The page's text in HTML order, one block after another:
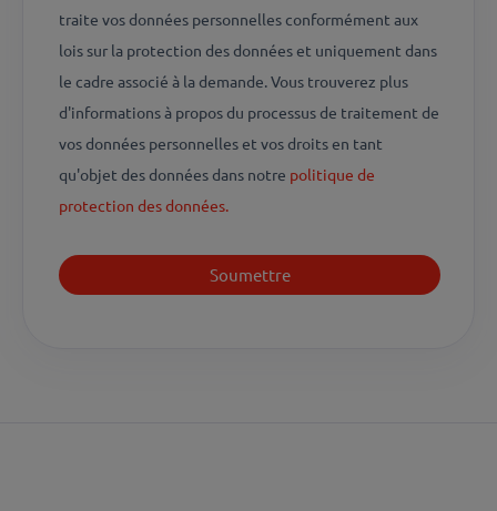
traite vos données personnelles conformément aux
lois sur la protection des données et uniquement dans
le cadre associé à la demande. Vous trouverez plus
d'informations à propos du processus de traitement de
vos données personnelles et vos droits en tant
qu'objet des données dans notre politique de
protection des données.